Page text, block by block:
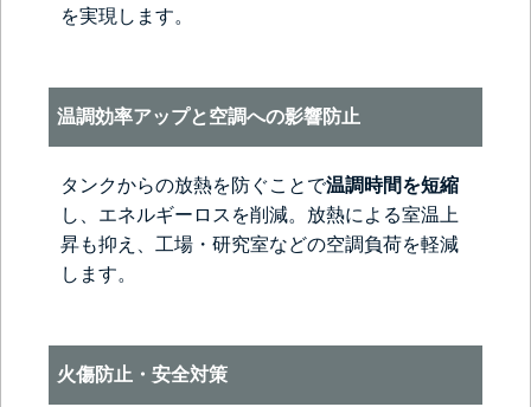
を実現します。
温調効率アップと空調への影響防止
タンクからの放熱を防ぐことで温調時間を短縮
し、エネルギーロスを削減。放熱による室温上
昇も抑え、工場・研究室などの空調負荷を軽減
します。
火傷防止・安全対策